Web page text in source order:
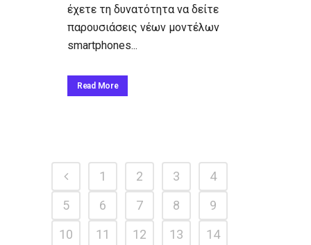
έχετε τη δυνατότητα να δείτε
παρουσιάσεις νέων μοντέλων
smartphones...
Read More
1 2 3
4
5
6 7 8
9
10
11 12 13
14